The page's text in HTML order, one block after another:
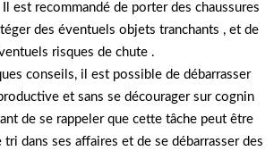
Il est recommandé de porter des chaussures
des éventuels objets tranchants , et de
risques de chute .
conseils, il est possible de débarrasser
et sans se décourager sur cognin
de se rappeler que cette tâche peut être
tri dans ses affaires et de se débarrasser des